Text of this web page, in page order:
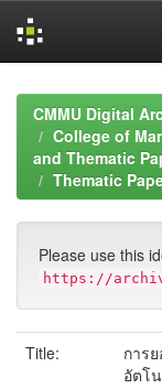
navigationCMMU Digital
College of
and Thematic
Thematic
Please use this
https://
Title:
การ
อัตโ